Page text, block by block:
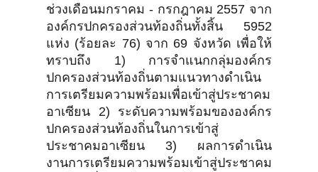
ช่วงเดือนมกราคม - กรกฎาคม 2557 จาก
องค์กรปกครองส่วนท้องถิ่นทั้งสิ้น 5952
แห่ง (ร้อยละ 76) จาก 69 จังหวัด เพื่อให้
ทราบถึง 1) การจำแนกกลุ่มองค์กร
ปกครองส่วนท้องถิ่นตามแนวทางดำเนิน
การเตรียมความพร้อมเพื่อเข้าสู่ประชาคม
อาเซียน 2) ระดับความพร้อมขององค์กร
ปกครองส่วนท้องถิ่นในการเข้าสู่
ประชาคมอาเซียน 3) ผลการดำเนิน
งานการเตรียมความพร้อมเข้าสู่ประชาคม